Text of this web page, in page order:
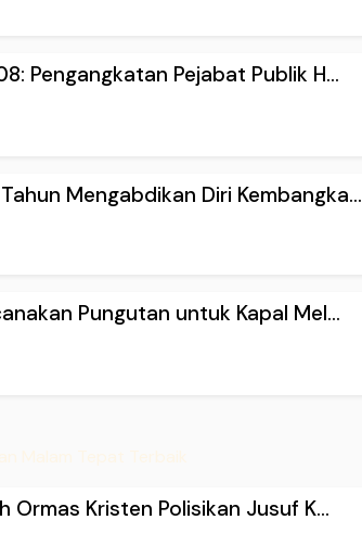
Pengangkatan Pejabat Publik H...
Mengabdikan Diri Kembangka...
Pungutan untuk Kapal Mel...
Ormas Kristen Polisikan Jusuf K...